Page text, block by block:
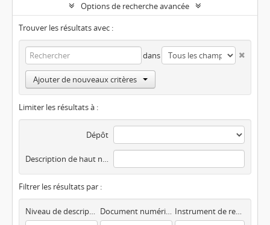
Options de recherche avancée
Trouver les résultats avec :
dans
Ajouter de nouveaux critères
Limiter les résultats à :
Dépôt
Description de haut niveau
Filtrer les résultats par :
Niveau de description Document numérisé disponible Instrument de recherche